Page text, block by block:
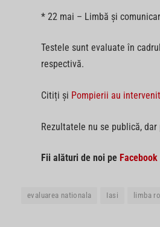
* 22 mai – Limbă și
Testele sunt evaluate în
respectivă.
Citiți și Pompierii au
Rezultatele nu se publică,
Fii alături de noi pe Facebook
evaluarea nationala Iasi limba